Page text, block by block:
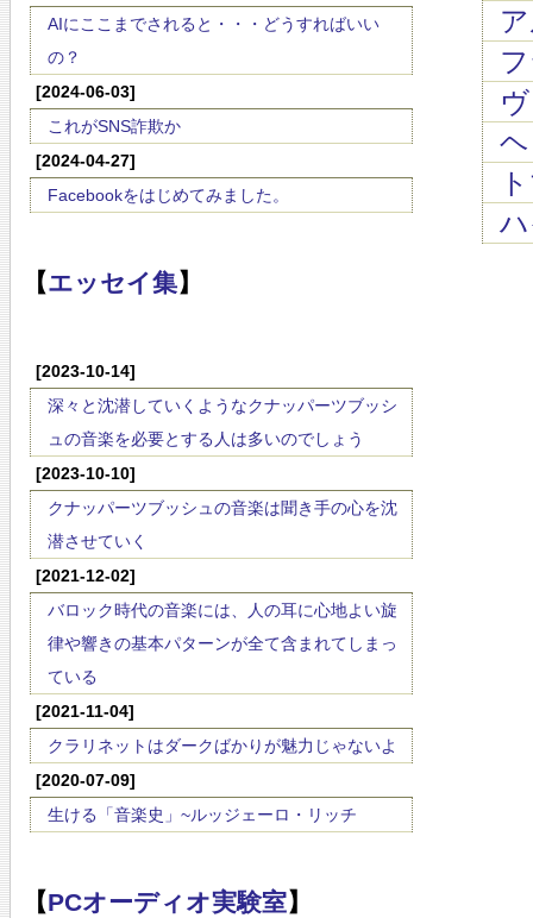
AIにここまでされると・・・どうすればいい
の？
[2024-06-03]
これがSNS詐欺か
[2024-04-27]
Facebookをはじめてみました。
【エッセイ集】
[2023-10-14]
深々と沈潜していくようなクナッパーツブッシ
ュの音楽を必要とする人は多いのでしょう
[2023-10-10]
クナッパーツブッシュの音楽は聞き手の心を沈
潜させていく
[2021-12-02]
バロック時代の音楽には、人の耳に心地よい旋
律や響きの基本パターンが全て含まれてしまっ
ている
[2021-11-04]
クラリネットはダークばかりが魅力じゃないよ
[2020-07-09]
生ける「音楽史」~ルッジェーロ・リッチ
【PCオーディオ実験室】